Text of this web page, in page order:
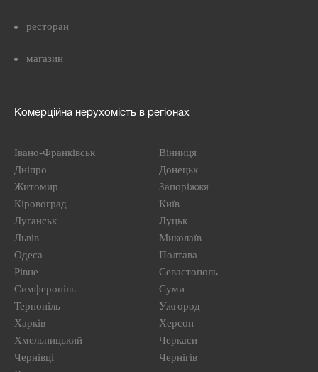
ресторан
магазин
Комерційна нерухомість в регіонах
Івано-Франківськ
Вінниця
Дніпро
Донецьк
Житомир
Запоріжжя
Кіровоград
Київ
Луганськ
Луцьк
Львів
Миколаїв
Одеса
Полтава
Рівне
Севастополь
Симферопіль
Суми
Тернопіль
Ужгород
Харків
Херсон
Хмельницький
Черкаси
Чернівці
Чернігів